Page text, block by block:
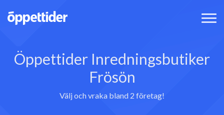
Öppettider Inredningsbutiker
Frösön
Välj och vraka bland 2 företag!